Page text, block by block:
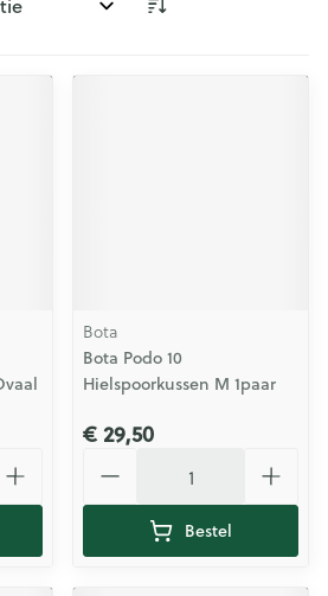
op:
Bota
Bota Podo 10
Hielspoorkussen M 1paar
€ 29,50
Bestel